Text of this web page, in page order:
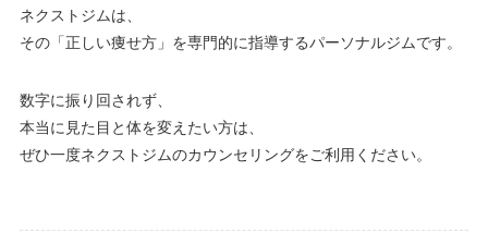
ネクストジムは、
その「正しい痩せ方」を専門的に指導するパーソナルジムです。
数字に振り回されず、
本当に見た目と体を変えたい方は、
ぜひ一度ネクストジムのカウンセリングをご利用ください。